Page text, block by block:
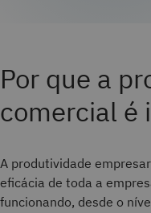
Por que a
comercial é
A produtividade
eficácia de toda a
funcionando, desde o